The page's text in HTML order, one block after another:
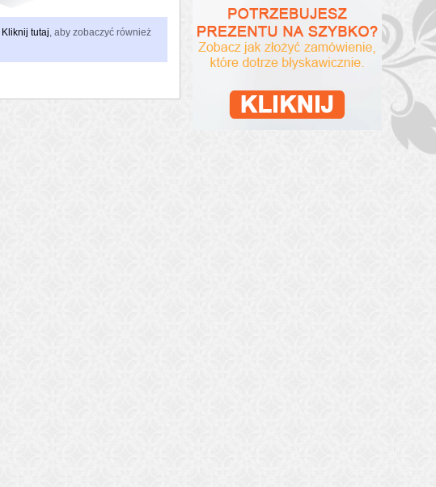
Kliknij tutaj, aby zobaczyć również